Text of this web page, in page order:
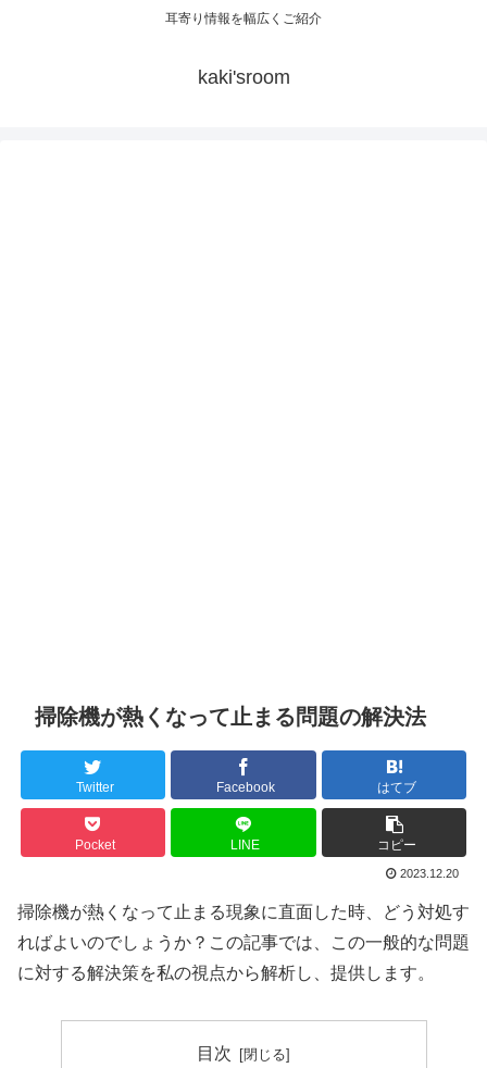
耳寄り情報を幅広くご紹介
kaki'sroom
掃除機が熱くなって止まる問題の解決法
Twitter Facebook はてブ
Pocket LINE コピー
2023.12.20
掃除機が熱くなって止まる現象に直面した時、どう対処す
ればよいのでしょうか？この記事では、この一般的な問題
に対する解決策を私の視点から解析し、提供します。
目次